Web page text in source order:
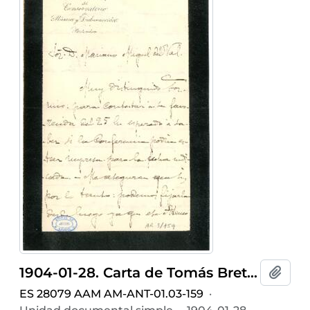
1904-01-28. Carta de Tomás Bretón
ES 28079 AAM AM-ANT-01.03-159 ·